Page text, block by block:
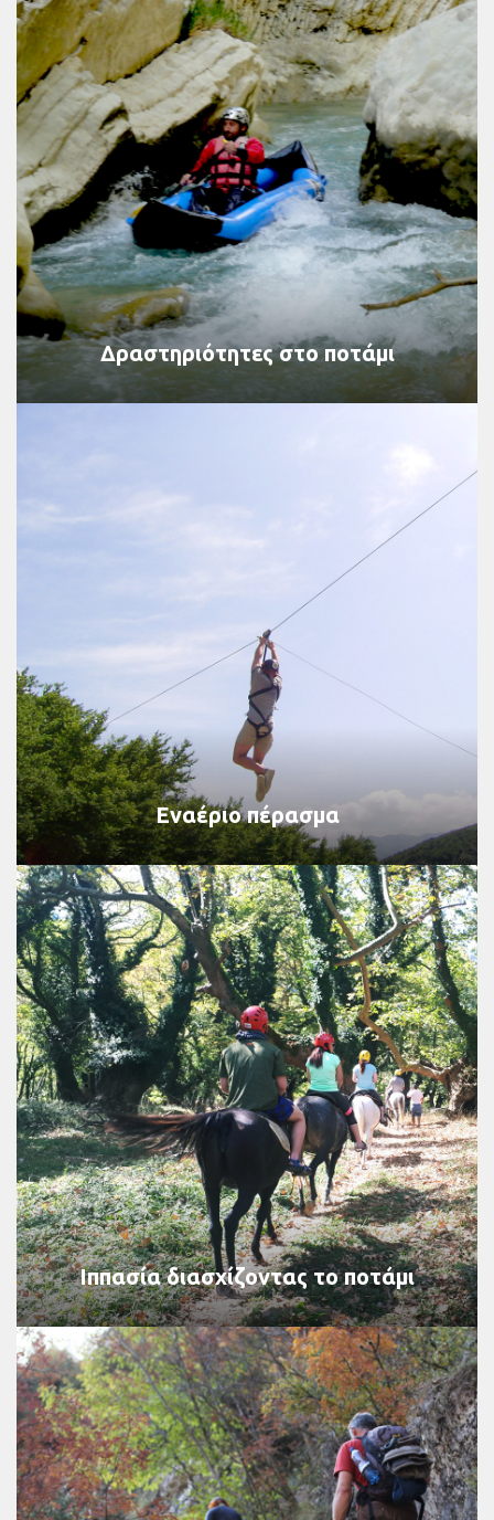
Δραστηριότητες στο ποτάμι
Εναέριο πέρασμα
Ιππασία διασχίζοντας το ποτάμι